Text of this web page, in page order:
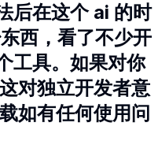
后在这个 ai 的时
西，看了不少开
工具。如果对你
对独立开发者意
如有任何使用问